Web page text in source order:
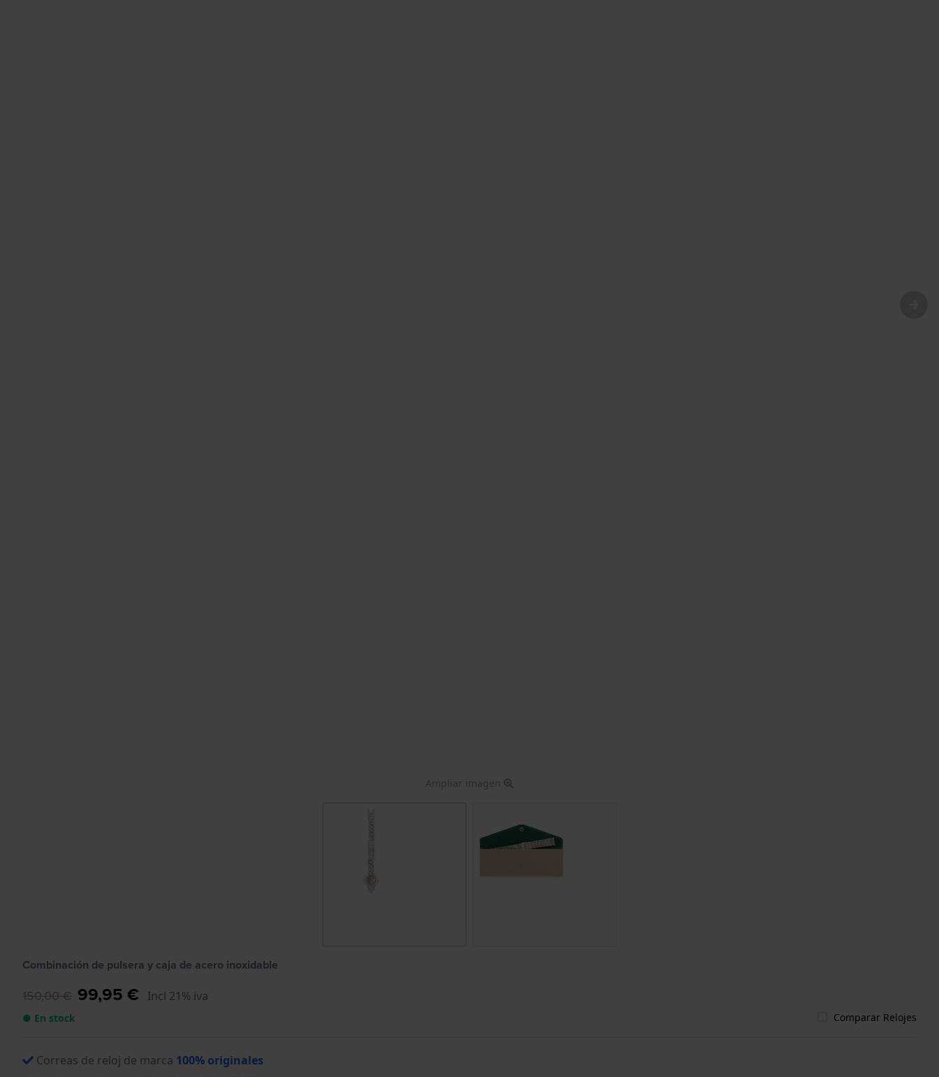
Ampliar imagen
Combinación de pulsera y caja de acero inoxidable
150,00 € 99,95 € Incl 21% iva
● En stock Comparar Relojes
Correas de reloj de marca 100% originales